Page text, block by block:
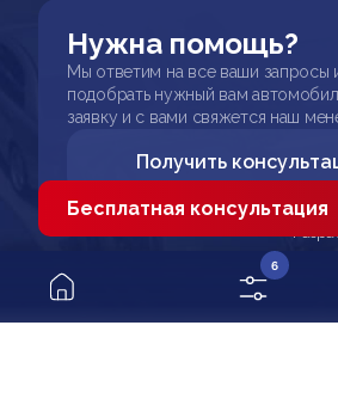
Нужна помощь?
Мы ответим на все ваши
подобрать нужный вам
заявку и с вами свяжется наш
Получить
6
Бесплатная консультация